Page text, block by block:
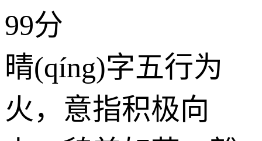
99分
晴(qíng)字五行为
火 ，意指积极向